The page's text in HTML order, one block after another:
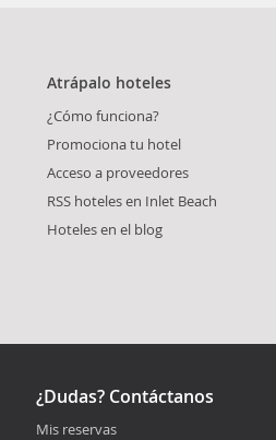
Atrápalo hoteles
¿Cómo funciona?
Promociona tu hotel
Acceso a proveedores
RSS hoteles en Inlet Beach
Hoteles en el blog
¿Dudas? Contáctanos
Mis reservas